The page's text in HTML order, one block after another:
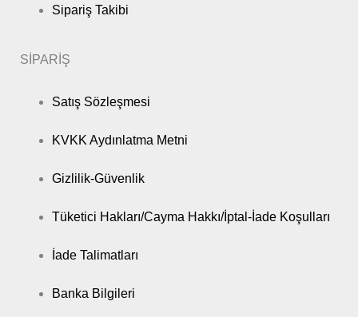
Sipariş Takibi
SİPARİŞ
Satış Sözleşmesi
KVKK Aydınlatma Metni
Gizlilik-Güvenlik
Tüketici Hakları/Cayma Hakkı/İptal-İade Koşulları
İade Talimatları
Banka Bilgileri